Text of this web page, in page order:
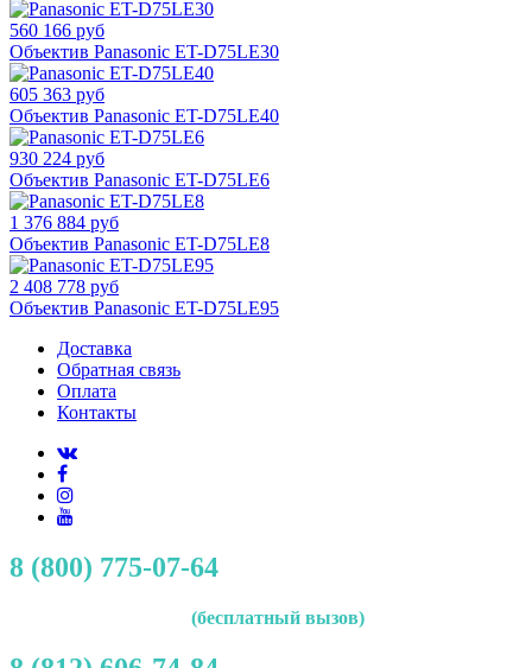
560 166 руб
Объектив Panasonic ET-D75LE30
605 363 руб
Объектив Panasonic ET-D75LE40
930 224 руб
Объектив Panasonic ET-D75LE6
1 376 884 руб
Объектив Panasonic ET-D75LE8
2 408 778 руб
Объектив Panasonic ET-D75LE95
Доставка
Обратная связь
Оплата
Контакты
8 (800) 775-07-64
(бесплатный вызов)